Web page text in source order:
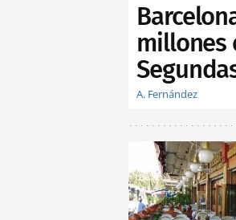
millones
A. Fernández